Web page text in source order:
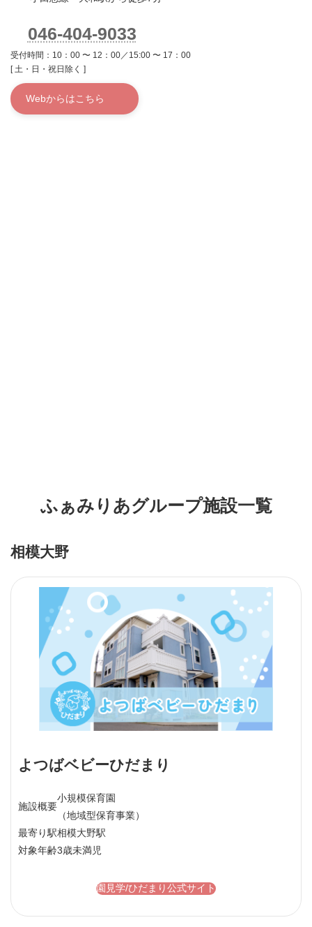
046-404-9033
受付時間：10：00 〜 12：00／15:00 〜 17：00
[ 土・日・祝日除く ]
Webからはこちら
ふぁみりあグループ施設一覧
相模大野
よつばベビーひだまり
施設概要
小規模保育園
（地域型保育事業）
最寄り駅相模大野駅
対象年齢3歳未満児
園見学/ひだまり公式サイト